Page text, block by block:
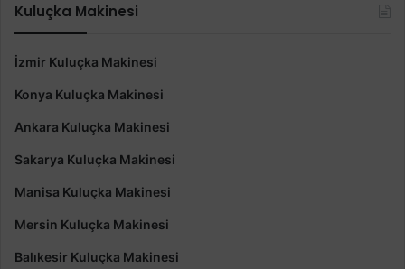
Kuluçka Makinesi
İzmir Kuluçka Makinesi
Konya Kuluçka Makinesi
Ankara Kuluçka Makinesi
Sakarya Kuluçka Makinesi
Manisa Kuluçka Makinesi
Mersin Kuluçka Makinesi
Balıkesir Kuluçka Makinesi